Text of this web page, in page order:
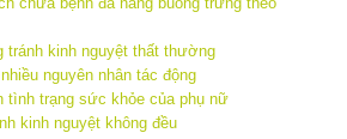
tránh kinh nguyệt thất thường
nguyên nhân tác động
tình trạng sức khỏe của phụ nữ
kinh nguyệt không đều